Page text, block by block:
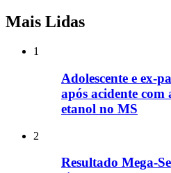
Mais Lidas
1
Adolescente e ex-
após acidente com
etanol no MS
2
Resultado Mega-